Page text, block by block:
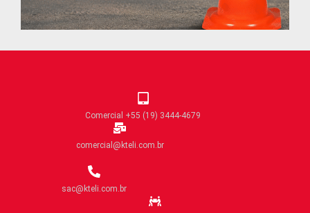
Comercial +55 (19) 3444-4679
comercial@kteli.com.br
sac@kteli.com.br